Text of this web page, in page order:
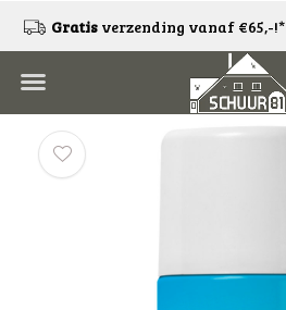
Gratis verzending vanaf €65,-!*